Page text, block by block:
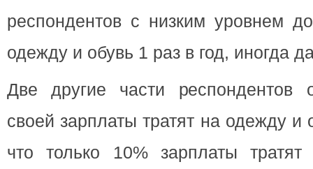
респондентов с низким уровнем
одежду и обувь 1 раз в год, иногда
Две другие части респондентов
своей зарплаты тратят на одежду и
что только 10% зарплаты